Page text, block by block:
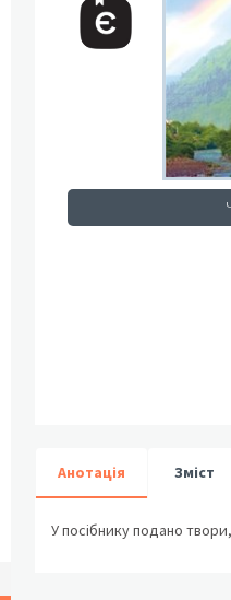
Анотація Зміст
У посібнику подано